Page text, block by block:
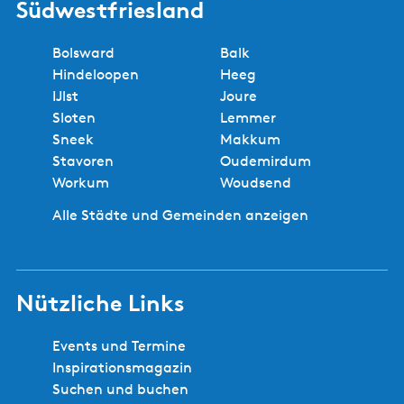
n
Südwestfriesland
Bolsward
Balk
Hindeloopen
Heeg
IJlst
Joure
Sloten
Lemmer
Sneek
Makkum
Stavoren
Oudemirdum
Workum
Woudsend
Alle Städte und Gemeinden anzeigen
Nützliche Links
Events und Termine
Inspirationsmagazin
Suchen und buchen